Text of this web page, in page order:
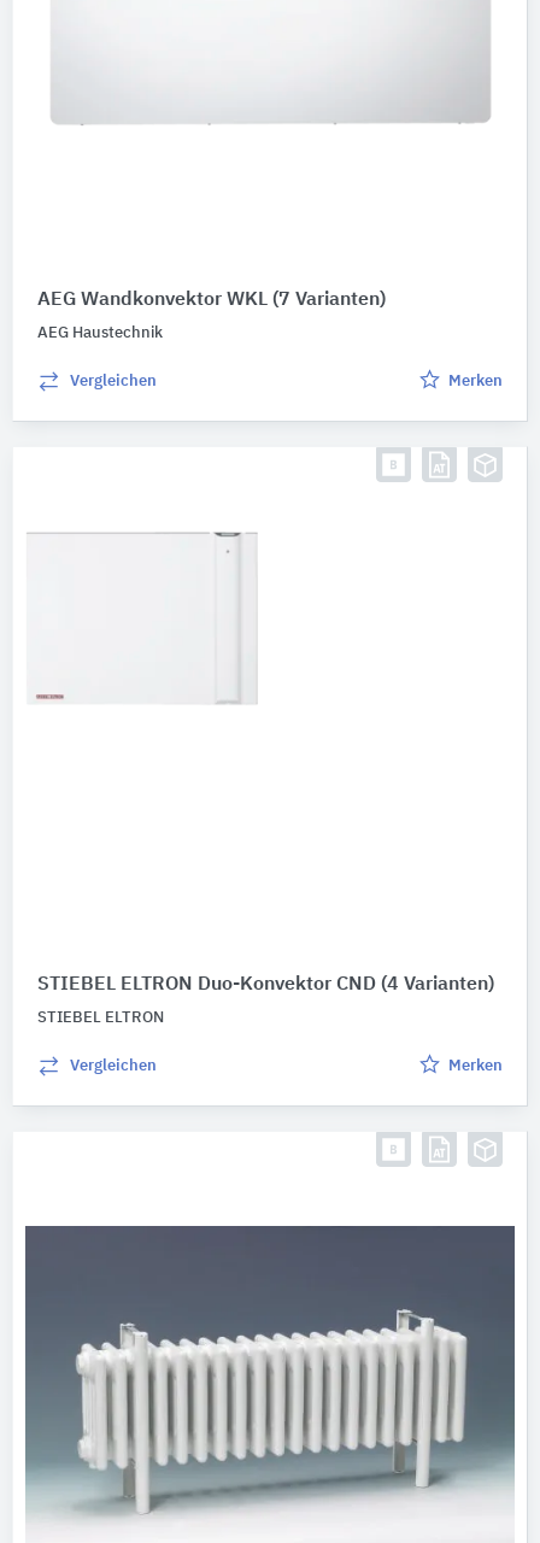
AEG Wandkonvektor WKL (7 Varianten)
AEG Haustechnik
Vergleichen Merken
STIEBEL ELTRON Duo-Konvektor CND (4 Varianten)
STIEBEL ELTRON
Vergleichen Merken